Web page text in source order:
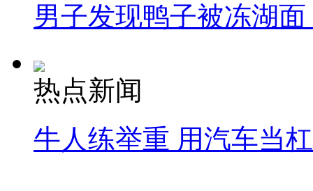
男子发现鸭子被冻湖
热点新闻
牛人练举重 用汽车当